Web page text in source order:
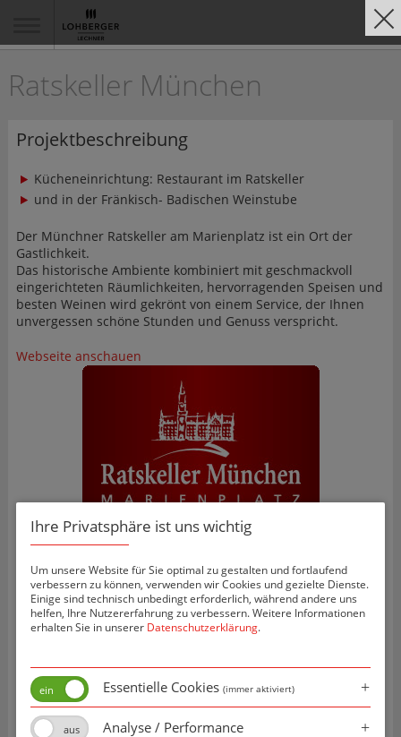
Ratskeller München
Projektbeschreibung
Kücheneinrichtung: Restaurant im Ratskeller
und in der Fränkisch- Badischen Weinstube
Der Münchner Ratskeller am Marienplatz ist ein Ort der
Gastlichkeit.
Das historische Ambiente kombiniert mit geschmackvoll
eingerichteten Räumlichkeiten, hervorragenden Speisen und
besten Weinen wird gekrönt von einem Service, der Ihnen
unvergessen schöne Stunden und Genuss verspricht.
Webseite anschauen
Projektbilder
Ihre Privatsphäre ist uns wichtig
Um unsere Website für Sie optimal zu gestalten und fortlaufend
verbessern zu können, verwenden wir Cookies und gezielte Dienste.
Einige sind technisch unbedingt erforderlich, während andere uns
helfen, Ihre Nutzererfahrung zu verbessern. Weitere Informationen
erhalten Sie in unserer Datenschutzerklärung.
Essentielle Cookies (immer aktiviert)
Analyse / Performance